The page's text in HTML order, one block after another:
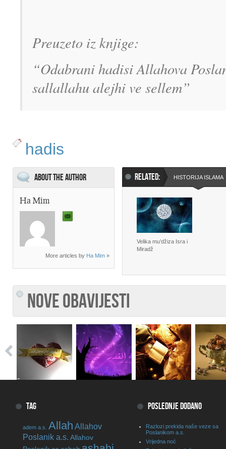
Preuzeto iz knjige:
“Odabrani hadisi Allahova
sallallahu alejhi ve sellem”
hadis
About the Author
Ha Mim
More articles by Ha Mim »
RELATED: HISTORIJA ISLAMA
Velika mu’džiza Isra i
Miradž
NOVE OBAVIJESTI
TAG
adem a.s. Allah Allahov
Poslanik a.s. Allahov
POSLEDNJE DODANO
Razlozi prekida naše veze sa
Poslanikom a.s.
Vrijedna noć